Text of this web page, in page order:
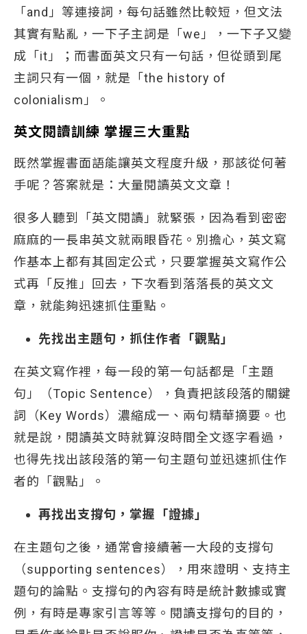
「and」等連接詞，每句話雖然比較短，但文法
其實有點亂，一下子主詞是「we」，一下子又變
成「it」；而書面英文只有一句話，但從頭到尾
主詞只有一個，就是「the history of
colonialism」。
英文閱讀訓練 掌握三大重點
既然掌握書面語能讓英文程度升級，那該從何著
手呢？答案就是：大量閱讀英文文章！
很多人聽到「英文閱讀」就緊張，因為看到密密
麻麻的一長串英文就兩眼昏花。別擔心，英文寫
作基本上都有其固定公式，只要掌握英文寫作公
式再「反推」回去，下次看到落落長的英文文
章，就能夠迅速抓住重點。
先找出主題句，抓住作者「觀點」
在英文寫作裡，每一段的第一句話都是「主題
句」（Topic Sentence），負責把該段落的關鍵
詞（Key Words）濃縮成一、兩句精華摘要。也
就是說，閱讀英文時就算沒時間全文逐字看過，
也得先找出該段落的第一句主題句並迅速抓住作
者的「觀點」。
再找出支撐句，掌握「證據」
在主題句之後，通常會接續著一大段的支撐句
（supporting sentences），用來證明、支持主
題句的論點。支撐句的內容有時是統計數據或實
例，有時是專家引言等等。閱讀支撐句的目的，